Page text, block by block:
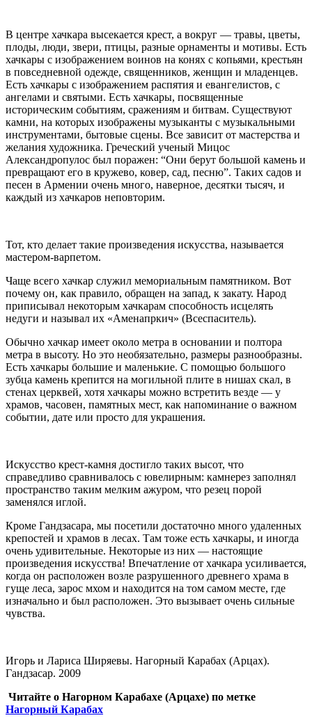
В центре хачкара высекается крест, а вокруг — травы, цветы,
плоды, люди, звери, птицы, разные орнаменты и мотивы. Есть
хачкары с изображением воинов на конях с копьями, крестьян
в повседневной одежде, священников, женщин и младенцев.
Есть хачкары с изображением распятия и евангелистов, с
ангелами и святыми. Есть хачкары, посвященные
историческим событиям, сражениям и битвам. Существуют
камни, на которых изображены музыканты с музыкальными
инструментами, бытовые сцены. Все зависит от мастерства и
желания художника. Греческий ученый Мицос
Александропулос был поражен: “Они берут большой камень и
превращают его в кружево, ковер, сад, песню”. Таких садов и
песен в Армении очень много, наверное, десятки тысяч, и
каждый из хачкаров неповторим.
Тот, кто делает такие произведения искусства, называется
мастером-варпетом.
Чаще всего хачкар служил мемориальным памятником. Вот
почему он, как правило, обращен на запад, к закату. Народ
приписывал некоторым хачкарам способность исцелять
недуги и называл их «Аменапркич» (Всеспаситель).
Обычно хачкар имеет около метра в основании и полтора
метра в высоту. Но это необязательно, размеры разнообразны.
Есть хачкары большие и маленькие. С помощью большого
зубца камень крепится на могильной плите в нишах скал, в
стенах церквей, хотя хачкары можно встретить везде — у
храмов, часовен, памятных мест, как напоминание о важном
событии, дате или просто для украшения.
Искусство крест-камня достигло таких высот, что
справедливо сравнивалось с ювелирным: камнерез заполнял
пространство таким мелким ажуром, что резец порой
заменялся иглой.
Кроме Гандзасара, мы посетили достаточно много удаленных
крепостей и храмов в лесах. Там тоже есть хачкары, и иногда
очень удивительные. Некоторые из них — настоящие
произведения искусства! Впечатление от хачкара усиливается,
когда он расположен возле разрушенного древнего храма в
гуще леса, зарос мхом и находится на том самом месте, где
изначально и был расположен. Это вызывает очень сильные
чувства.
Игорь и Лариса Ширяевы. Нагорный Карабах (Арцах).
Гандзасар. 2009
Читайте о Нагорном Карабахе (Арцахе) по метке
Нагорный Карабах